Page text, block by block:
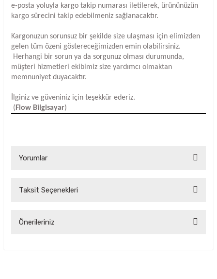
e-posta yoluyla kargo takip numarası iletilerek, ürününüzün
kargo sürecini takip edebilmeniz sağlanacaktır.
Kargonuzun sorunsuz bir şekilde size ulaşması için elimizden
gelen tüm özeni göstereceğimizden emin olabilirsiniz.
Herhangi bir sorun ya da sorgunuz olması durumunda,
müşteri hizmetleri ekibimiz size yardımcı olmaktan
memnuniyet duyacaktır.
İlginiz ve güveniniz için teşekkür ederiz.
( Flow Bilgisayar)
Yorumlar
Bu ürüne ilk yorumu siz yapın!
Taksit Seçenekleri
Önerileriniz